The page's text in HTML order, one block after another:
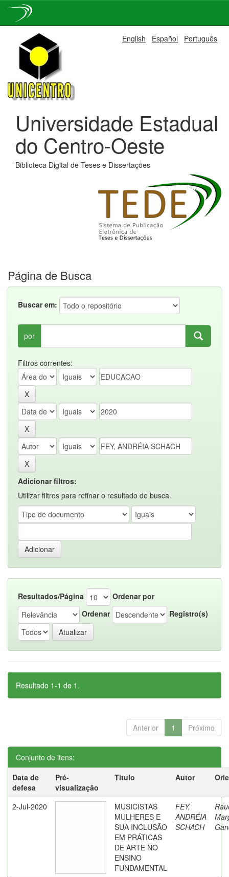
navigation
English Español Português
Universidade Estadual
do Centro-Oeste
Biblioteca Digital de Teses e Dissertações
Página de Busca
Buscar em:
por
Filtros correntes:
Adicionar filtros:
Utilizar filtros para refinar o resultado de busca.
Resultados/Página
Ordenar por
Ordenar
Registro(s)
Resultado 1-1 de 1.
Anterior 1 Próximo
Conjunto de itens:
Data de
defesa
Pré-
visualização
Título Autor
2-Jul-2020
MUSICISTAS
MULHERES E
SUA INCLUSÃO
EM PRÁTICAS
DE ARTE NO
ENSINO
FUNDAMENTAL
FEY,
ANDRÉIA
SCHACH